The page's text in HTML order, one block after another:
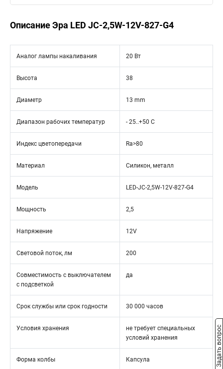
Описание Эра LED JC-2,5W-12V-827-G4
Аналог лампы накаливания 20 Вт
Высота 38
Диаметр 13 mm
Диапазон рабочих температур - 25..+50 C
Индекс цветопередачи Ra>80
Материал Силикон, металл
Модель LED-JC-2,5W-12V-827-G4
Мощность 2,5
Напряжение 12V
Световой поток, лм 200
Совместимость с выключателем
с подсветкой
да
Срок службы или срок годности 30 000 часов
Условия хранения
не требует специальных
условий хранения
Форма колбы Капсула Задать вопрос